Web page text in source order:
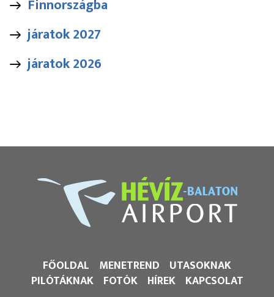
Finnországba
járatok 2027
járatok 2026
FŐOLDAL MENETREND UTASOKNAK
PILÓTÁKNAK FOTÓK HÍREK KAPCSOLAT